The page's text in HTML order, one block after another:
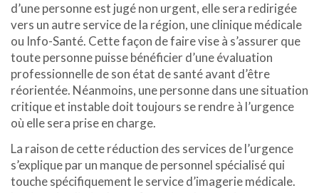
d’une personne est jugé non urgent, elle sera redirigée
vers un autre service de la région, une clinique médicale
ou Info-Santé. Cette façon de faire vise à s’assurer que
toute personne puisse bénéficier d’une évaluation
professionnelle de son état de santé avant d’être
réorientée. Néanmoins, une personne dans une situation
critique et instable doit toujours se rendre à l’urgence
où elle sera prise en charge.
La raison de cette réduction des services de l’urgence
s’explique par un manque de personnel spécialisé qui
touche spécifiquement le service d’imagerie médicale.